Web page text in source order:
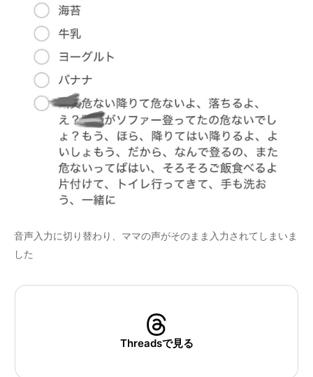
音声入力に切り替わり、ママの声がそのまま入力されてしまいま
した
Threadsで見る